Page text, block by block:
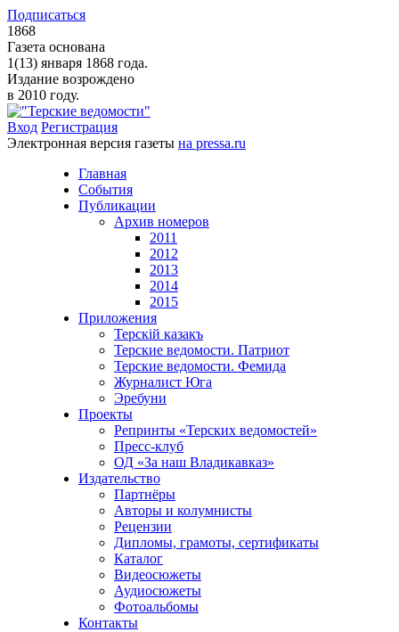
Подписаться
1868
Газета основана
1(13) января 1868 года.
Издание возрождено
в 2010 году.
Вход Регистрация
Электронная версия газеты на pressa.ru
Главная
События
Публикации
Архив номеров
2011
2012
2013
2014
2015
Приложения
Терскiй казакъ
Терские ведомости. Патриот
Терские ведомости. Фемида
Журналист Юга
Эребуни
Проекты
Репринты «Терских ведомостей»
Пресс-клуб
ОД «За наш Владикавказ»
Издательство
Партнёры
Авторы и колумнисты
Рецензии
Дипломы, грамоты, сертификаты
Каталог
Видеосюжеты
Аудиосюжеты
Фотоальбомы
Контакты